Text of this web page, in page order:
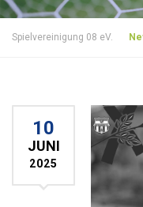
Spielvereinigung 08 eV.
10
JUNI
2025